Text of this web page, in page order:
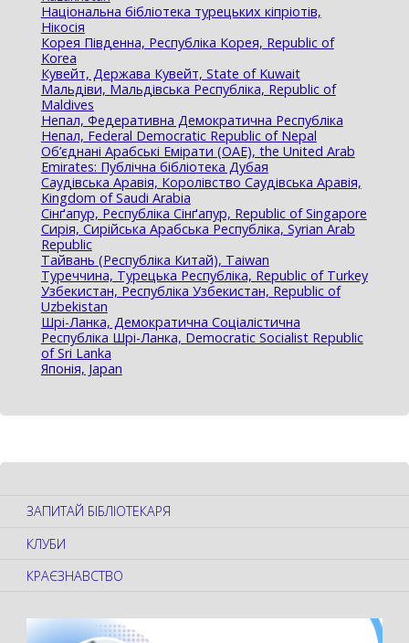
Національна бібліотека турецьких кіпріотів,
Нікосія
Корея Південна, Республіка Корея, Republic of
Korea
Кувейт, Держава Кувейт, State of Kuwait
Мальдіви, Мальдівська Республіка, Republic of
Maldives
Непал, Федеративна Демократична Республіка
Непал, Federal Democratic Republic of Nepal
Об’єднані Арабські Емірати (ОАЕ), the United Arab
Emirates: Публічна бібліотека Дубая
Саудівська Аравія, Королівство Саудівська Аравія,
Kingdom of Saudi Arabia
Сінґапур, Республіка Сінґапур, Republic of Singapore
Сирія, Сирійська Арабська Республіка, Syrian Arab
Republic
Тайвань (Республіка Китай), Taiwan
Туреччина, Турецька Республіка, Republic of Turkey
Узбекистан, Республіка Узбекистан, Republic of
Uzbekistan
Шрі-Ланка, Демократична Соціалістична
Республіка Шрі-Ланка, Democratic Socialist Republic
of Sri Lanka
Японія, Japan
ЗАПИТАЙ БІБЛІОТЕКАРЯ
КЛУБИ
КРАЄЗНАВСТВО